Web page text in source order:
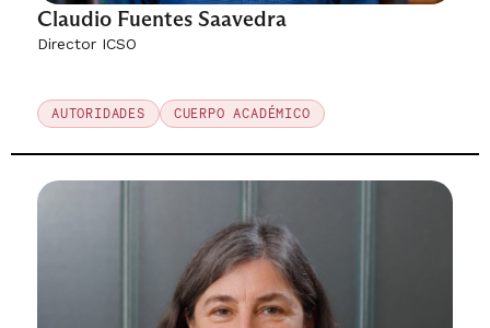
Claudio Fuentes Saavedra
Director ICSO
AUTORIDADES CUERPO ACADÉMICO